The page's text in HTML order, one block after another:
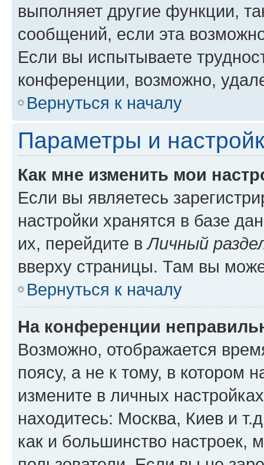
выполняет другие функции,
сообщений, если эта
Если вы испытываете
конференции, возможно,
Вернуться к началу
Параметры и
Как мне изменить мои
Если вы являетесь
настройки хранятся в базе
их, перейдите вЛичный
вверху страницы. Там вы
Вернуться к началу
На конференции
Возможно, отображается
поясу, а не к тому, в котором
измените в личных
находитесь: Москва, Киев и
как и большинство настроек,